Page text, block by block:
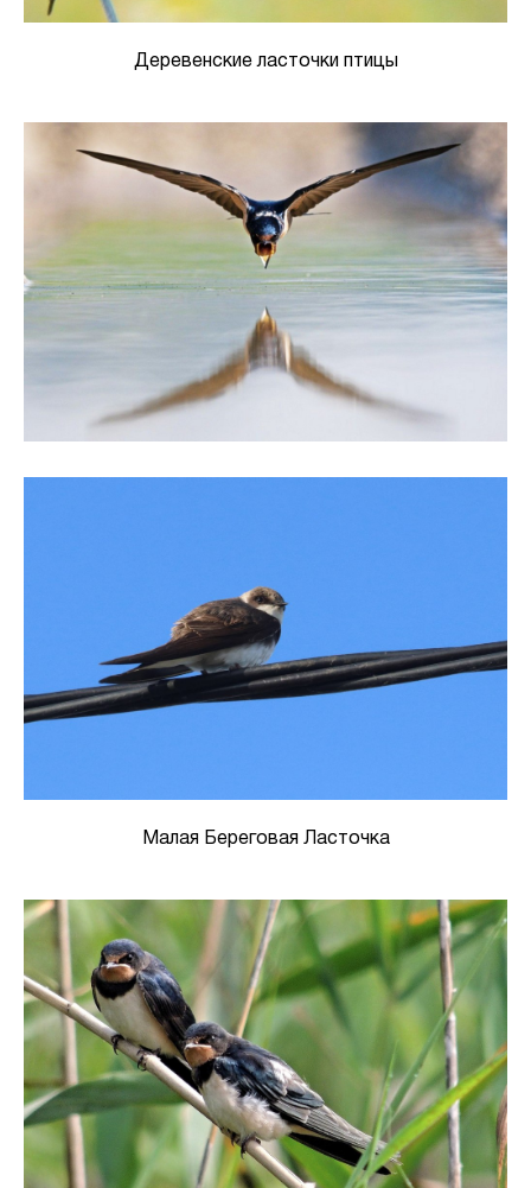
Деревенские ласточки птицы
Малая Береговая Ласточка